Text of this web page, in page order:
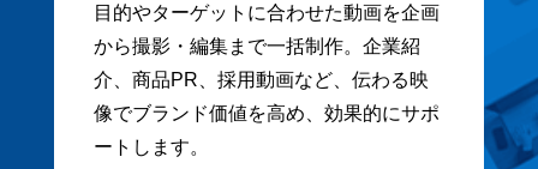
目的やターゲットに合わせた動画を企画
から撮影・編集まで一括制作。企業紹
介、商品PR、採用動画など、伝わる映
像でブランド価値を高め、効果的にサポ
ートします。